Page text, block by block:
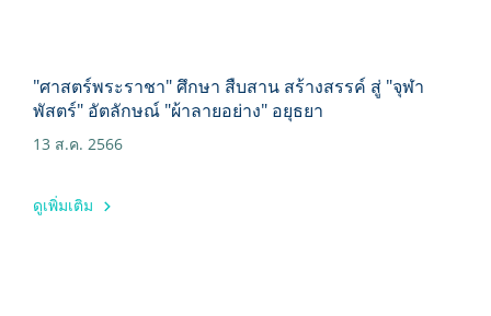
"ศาสตร์พระราชา" ศึกษา สืบสาน สร้างสรรค์ สู่ "จุฬา
พัสตร์" อัตลักษณ์ "ผ้าลายอย่าง" อยุธยา
13 ส.ค. 2566
ดูเพิ่มเติม